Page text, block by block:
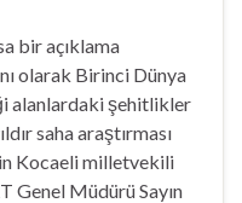
bir açıklama
olarak Birinci Dünya
alanlardaki şehitlikler
saha araştırması
Kocaeli milletvekili
Genel Müdürü Sayın